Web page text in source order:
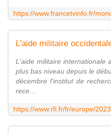
L'aide militaire internationale
plus bas niveau depuis le
décembre l'institut de
rece...